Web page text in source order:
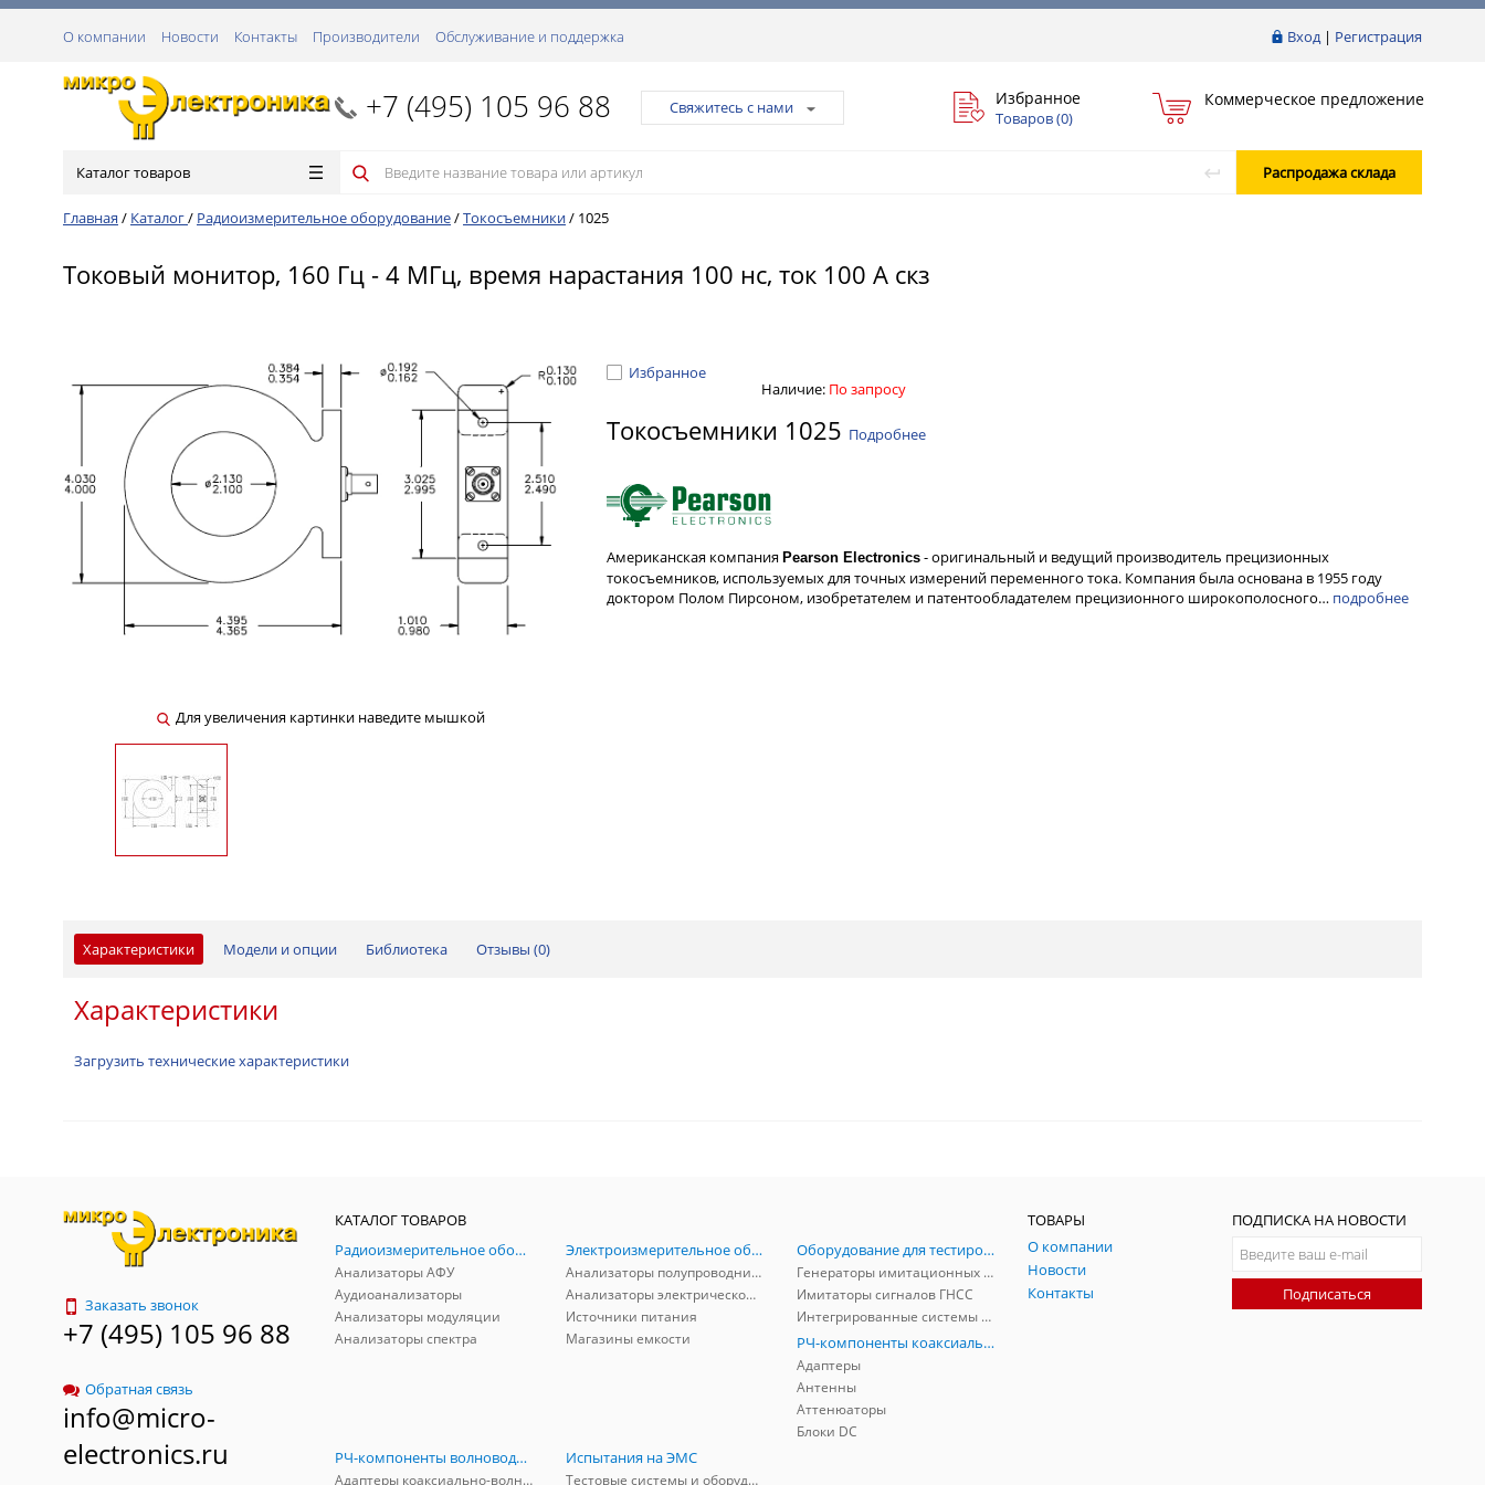
Вход| Регистрация
О компании Новости Контакты Производители Обслуживание и поддержка
+7 (495) 105 96 88 Свяжитесь с нами Избранное
Товаров (0)
Коммерческое предложение
Каталог товаров Распродажа склада
Главная / Каталог/ Радиоизмерительное оборудование/Токосъемники/ 1025
Токовый монитор, 160 Гц - 4 МГц, время нарастания 100 нс, ток 100 А скз
Для увеличения картинки наведите мышкой
Избранное
Наличие: По запросу
Токосъемники 1025 Подробнее
Американская компания Pearson Electronics - оригинальный и ведущий производитель прецизионных
токосъемников, используемых для точных измерений переменного тока. Компания была основана в 1955 году
доктором Полом Пирсоном, изобретателем и патентообладателем прецизионного широкополосного… подробнее
Характеристики Модели и опции Библиотека Отзывы (0)
Характеристики
Загрузить технические характеристики
Заказать звонок
+7 (495) 105 96 88
Обратная связь
info@micro-
electronics.ru
КАТАЛОГ ТОВАРОВ
Радиоизмерительное оборудование
Анализаторы АФУ
Аудиоанализаторы
Анализаторы модуляции
Анализаторы спектра
Электроизмерительное оборудование
Анализаторы полупроводников
Анализаторы электрической мощности
Источники питания
Магазины емкости
Оборудование для тестирования и симуляции ГНСС
Генераторы имитационных и заградительных помех
Имитаторы сигналов ГНСС
Интегрированные системы защиты от ГНСС-помех
РЧ-компоненты коаксиальные
Адаптеры
Антенны
Аттенюаторы
Блоки DC
РЧ-компоненты волноводные
Адаптеры коаксиально-волноводные
Испытания на ЭМС
Тестовые системы и оборудование
ТОВАРЫ
О компании
Новости
Контакты
ПОДПИСКА НА НОВОСТИ
Подписаться